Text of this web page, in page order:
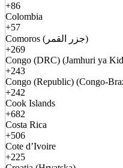
+86
Colombia
+57
Comoros (جزر القمر)
+269
Congo (DRC) (Jamhuri ya
+243
Congo (Republic) (Congo-
+242
Cook Islands
+682
Costa Rica
+506
Cote d’Ivoire
+225